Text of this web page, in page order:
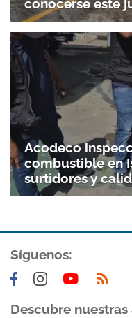
Gracias por
conocerse este
Acodeco
combustible en
surtidores y
Síguenos:
Descubre nuestras